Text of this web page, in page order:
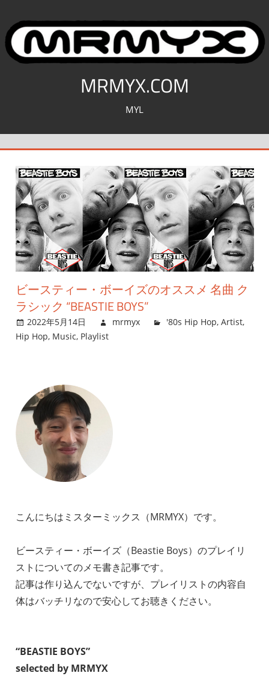
テ
ッ
MRMYX.COM
MYL
ビースティー・ボーイズのオススメ 名曲 ク
ラシック “BEASTIE BOYS”
2022年5月14日 mrmyx '80s Hip Hop,Artist,
Hip Hop, Music, Playlist
こんにちはミスターミックス（MRMYX）です。
ビースティー・ボーイズ（Beastie Boys）のプレイリ
ストについてのメモ書き記事です。
記事は作り込んでないですが、プレイリストの内容自
体はバッチリなので安心してお聴きください。
“BEASTIE BOYS”
selected by MRMYX